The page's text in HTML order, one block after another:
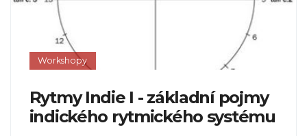
Workshopy
Rytmy Indie I - základní pojmy
indického rytmického systému